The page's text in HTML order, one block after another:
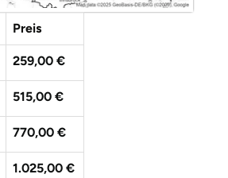
Preis
259,00 €
515,00 €
770,00 €
1.025,00 €